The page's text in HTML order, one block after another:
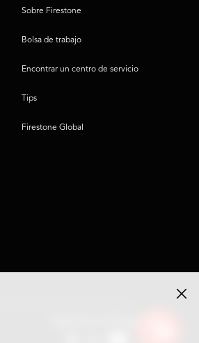
Sobre Firestone
Bolsa de trabajo
Encontrar un centro de servicio
Tips
Firestone Global